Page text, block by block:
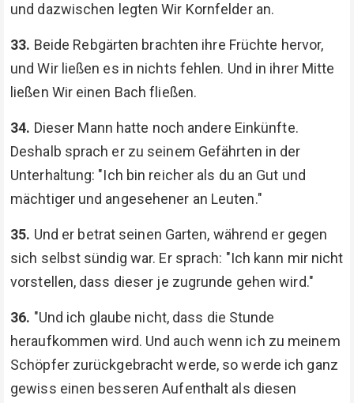
und dazwischen legten Wir Kornfelder an.
33. Beide Rebgärten brachten ihre Früchte hervor,
und Wir ließen es in nichts fehlen. Und in ihrer Mitte
ließen Wir einen Bach fließen.
34. Dieser Mann hatte noch andere Einkünfte.
Deshalb sprach er zu seinem Gefährten in der
Unterhaltung: "Ich bin reicher als du an Gut und
mächtiger und angesehener an Leuten."
35. Und er betrat seinen Garten, während er gegen
sich selbst sündig war. Er sprach: "Ich kann mir nicht
vorstellen, dass dieser je zugrunde gehen wird."
36. "Und ich glaube nicht, dass die Stunde
heraufkommen wird. Und auch wenn ich zu meinem
Schöpfer zurückgebracht werde, so werde ich ganz
gewiss einen besseren Aufenthalt als diesen